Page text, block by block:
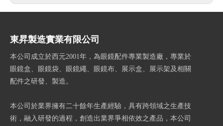
東昇製造實業有限公司
本公司成立於西元2001年，為眼鏡配件專業製造廠，專業於
眼鏡盒、眼鏡袋、眼鏡繩、眼鏡布、展示盒、展示架及相關
配件之研發、製造。
本公司於業界擁有二十餘年生產經驗，具有跨領域之生產技
術，融入研發的過程，創造出業界爭相依效之產品，本公司